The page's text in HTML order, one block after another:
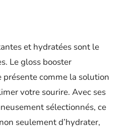
et hydratées sont le
Le gloss booster
présente comme la solution
votre sourire. Avec ses
sélectionnés, ce
seulement d’hydrater,